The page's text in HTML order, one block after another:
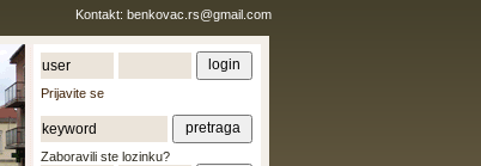
Kontakt: benkovac.rs@gmail.com
Prijavite se
Zaboravili ste lozinku?